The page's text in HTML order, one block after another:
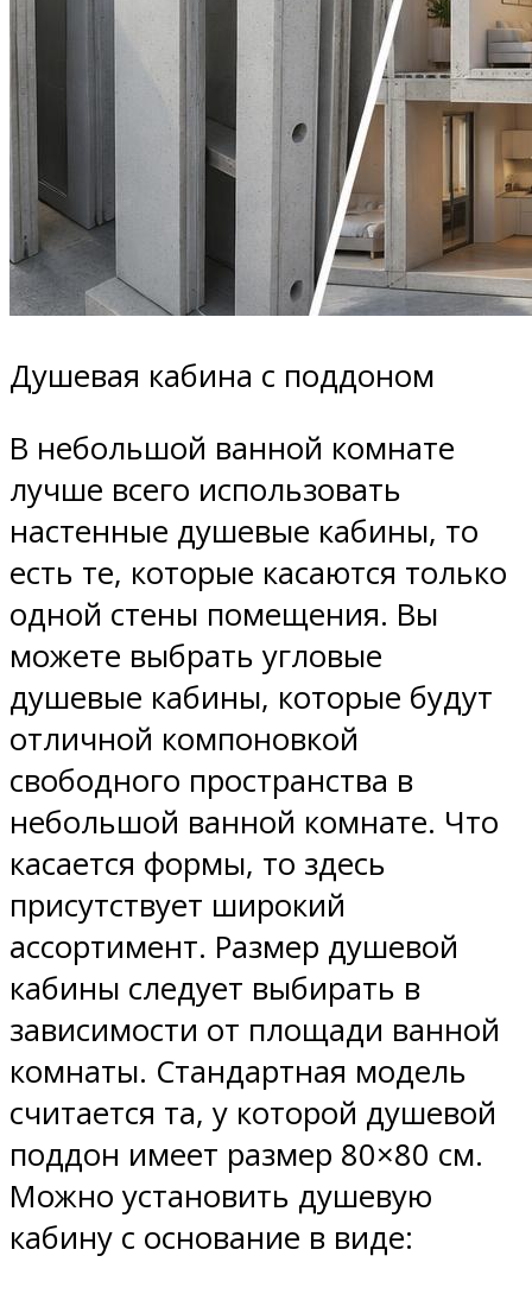
Душевая кабина с поддоном
В небольшой ванной комнате
лучше всего использовать
настенные душевые кабины, то
есть те, которые касаются только
одной стены помещения. Вы
можете выбрать угловые
душевые кабины, которые будут
отличной компоновкой
свободного пространства в
небольшой ванной комнате. Что
касается формы, то здесь
присутствует широкий
ассортимент. Размер душевой
кабины следует выбирать в
зависимости от площади ванной
комнаты. Стандартная модель
считается та, у которой душевой
поддон имеет размер 80×80 см.
Можно установить душевую
кабину с основание в виде: